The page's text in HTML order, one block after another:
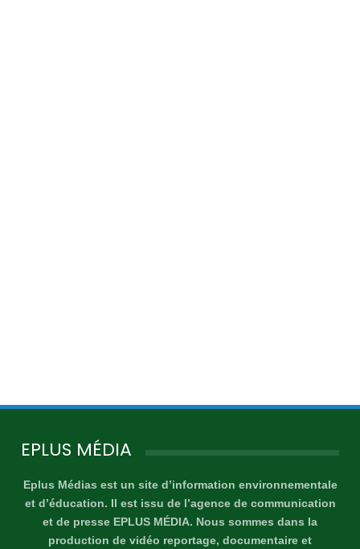
EPLUS MÉDIA
Eplus Médias est un site d’information environnementale
et d’éducation. Il est issu de l’agence de communication
et de presse EPLUS MÉDIA. Nous sommes dans la
production de vidéo reportage, documentaire et